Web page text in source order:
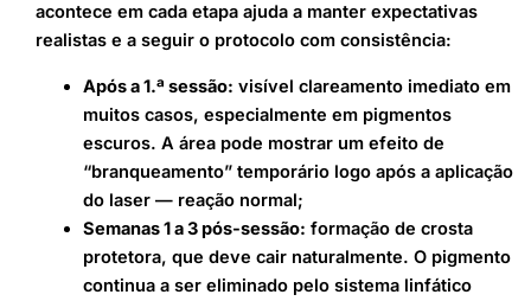
acontece em cada etapa ajuda a manter expectativas
realistas e a seguir o protocolo com consistência:
Após a 1.ª sessão: visível clareamento imediato em
muitos casos, especialmente em pigmentos
escuros. A área pode mostrar um efeito de
“branqueamento” temporário logo após a aplicação
do laser — reação normal;
Semanas 1 a 3 pós-sessão: formação de crosta
protetora, que deve cair naturalmente. O pigmento
continua a ser eliminado pelo sistema linfático